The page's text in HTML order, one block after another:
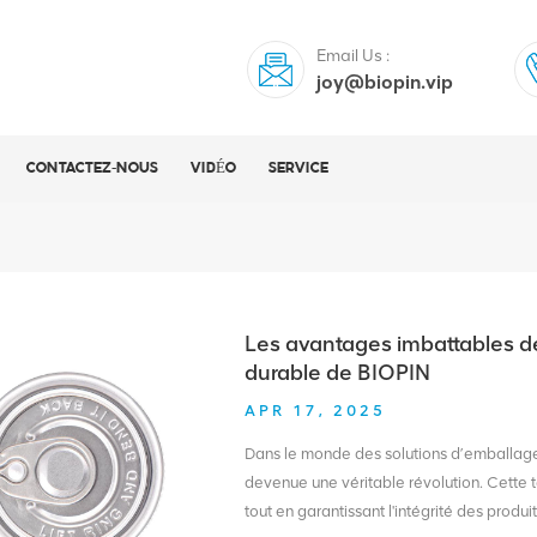
Email Us :
joy@biopin.vip
CONTACTEZ-NOUS VIDÉO SERVICE
Les avantages imbattables
durable de BIOPIN
APR 17, 2025
Dans le monde des solutions
devenue une véritable révolution.
tout en garantissant l'intégrité des